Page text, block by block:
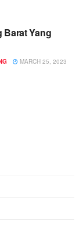
Barat Yang
MARCH 25, 2023